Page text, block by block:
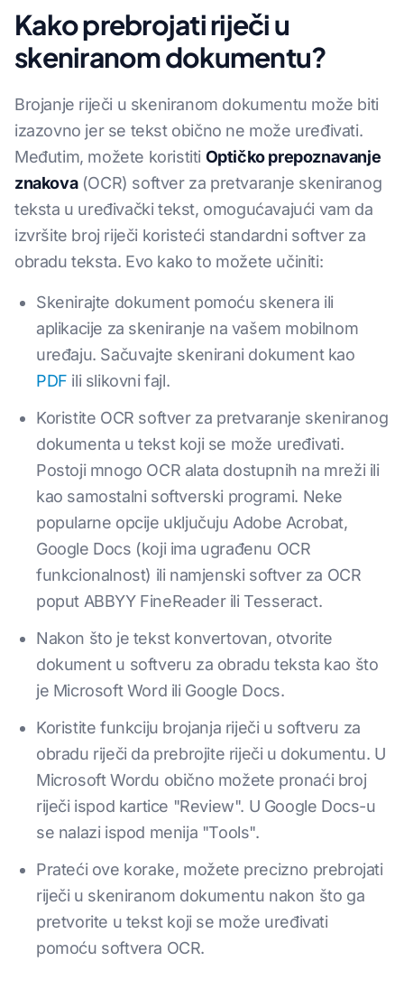
Kako prebrojati riječi u
skeniranom dokumentu?
Brojanje riječi u skeniranom dokumentu može biti
izazovno jer se tekst obično ne može uređivati.
Međutim, možete koristiti Optičko prepoznavanje
znakova(OCR) softver za pretvaranje skeniranog
teksta u uređivački tekst, omogućavajući vam da
izvršite broj riječi koristeći standardni softver za
obradu teksta. Evo kako to možete učiniti:
Skenirajte dokument pomoću skenera ili
aplikacije za skeniranje na vašem mobilnom
uređaju. Sačuvajte skenirani dokument kao
PDF ili slikovni fajl.
Koristite OCR softver za pretvaranje skeniranog
dokumenta u tekst koji se može uređivati.
Postoji mnogo OCR alata dostupnih na mreži ili
kao samostalni softverski programi. Neke
popularne opcije uključuju Adobe Acrobat,
Google Docs (koji ima ugrađenu OCR
funkcionalnost) ili namjenski softver za OCR
poput ABBYY FineReader ili Tesseract.
Nakon što je tekst konvertovan, otvorite
dokument u softveru za obradu teksta kao što
je Microsoft Word ili Google Docs.
Koristite funkciju brojanja riječi u softveru za
obradu riječi da prebrojite riječi u dokumentu. U
Microsoft Wordu obično možete pronaći broj
riječi ispod kartice "Review". U Google Docs-u
se nalazi ispod menija "Tools".
Prateći ove korake, možete precizno prebrojati
riječi u skeniranom dokumentu nakon što ga
pretvorite u tekst koji se može uređivati
pomoću softvera OCR.